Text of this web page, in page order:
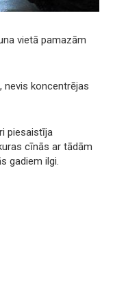
vietā pamazām
nevis koncentrējas
piesaistīja
cīnās ar tādām
gadiem ilgi.